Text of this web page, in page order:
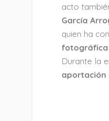
acto
García
quien ha
fotográfica
Durante la
aportación